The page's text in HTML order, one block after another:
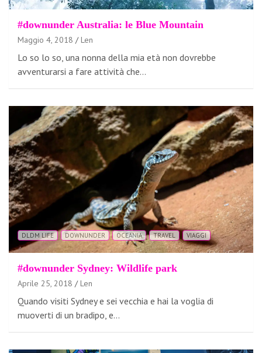
#downunder Australia: le Blue Mountain
Maggio 4, 2018 Len
Lo so lo so, una nonna della mia età non dovrebbe
avventurarsi a fare attività che…
DLDM LIFE DOWNUNDER OCEANIA TRAVEL VIAGGI
#downunder Sydney: Wildlife park
Aprile 25, 2018 Len
Quando visiti Sydney e sei vecchia e hai la voglia di
muoverti di un bradipo, e…